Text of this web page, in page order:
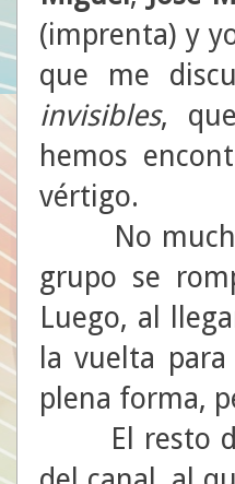
(imprenta) y
que me
invisibles,
hemos
vértigo.
No mucha
grupo se
Luego, al
la vuelta
plena forma,
El resto del